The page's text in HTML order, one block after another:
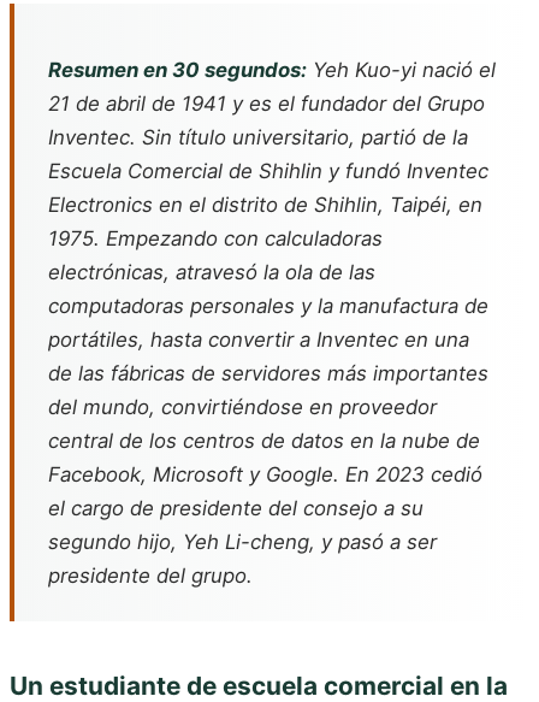
Resumen en 30 segundos: Yeh Kuo-yi nació el
21 de abril de 1941 y es el fundador del Grupo
Inventec. Sin título universitario, partió de la
Escuela Comercial de Shihlin y fundó Inventec
Electronics en el distrito de Shihlin, Taipéi, en
1975. Empezando con calculadoras
electrónicas, atravesó la ola de las
computadoras personales y la manufactura de
portátiles, hasta convertir a Inventec en una
de las fábricas de servidores más importantes
del mundo, convirtiéndose en proveedor
central de los centros de datos en la nube de
Facebook, Microsoft y Google. En 2023 cedió
el cargo de presidente del consejo a su
segundo hijo, Yeh Li-cheng, y pasó a ser
presidente del grupo.
Un estudiante de escuela comercial en la